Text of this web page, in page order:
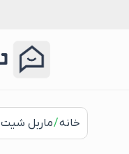
خانه/ماربل شیت